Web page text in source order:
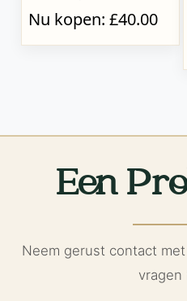
Nu kopen: £40.00
Een
Neem gerust contact
vragen